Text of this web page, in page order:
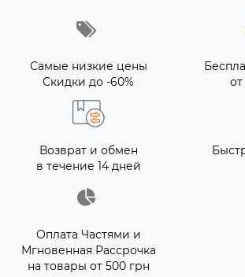
Самые низкие цены
Скидки до -60%
Возврат и обмен
в течение 14 дней
Оплата Частями и
Мгновенная Рассрочка
на товары от 500 грн